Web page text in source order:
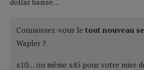
Connaissez-vous le tout nouveau
Wapler ?
x10… ou même x45 pour votre mise